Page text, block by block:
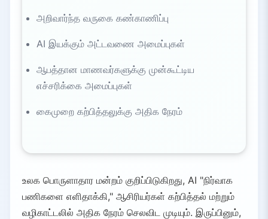
அறிவார்ந்த வருகை கண்காணிப்பு
AI இயக்கும் அட்டவணை அமைப்புகள்
ஆபத்தான மாணவர்களுக்கு முன்கூட்டிய
எச்சரிக்கை அமைப்புகள்
கைமுறை கற்பித்தலுக்கு அதிக நேரம்
உலக பொருளாதார மன்றம் குறிப்பிடுகிறது, AI "நிர்வாக
பணிகளை எளிதாக்கி," ஆசிரியர்கள் கற்பித்தல் மற்றும்
வழிகாட்டலில் அதிக நேரம் செலவிட முடியும். இருப்பினும்,